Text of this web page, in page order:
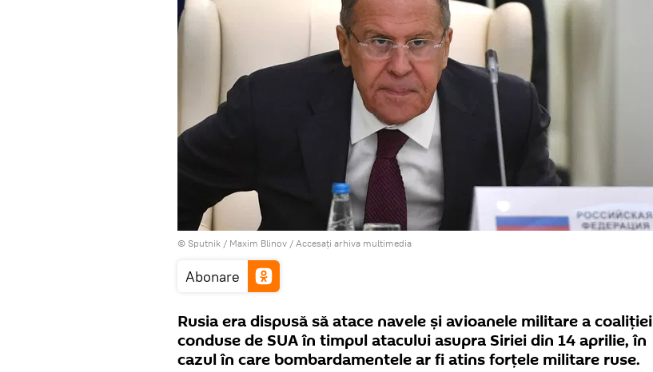
© Sputnik / Maxim Blinov / Accesați arhiva multimedia
Abonare
Rusia era dispusă să atace navele și avioanele militare a coaliției
conduse de SUA în timpul atacului asupra Siriei din 14 aprilie, în
cazul în care bombardamentele ar fi atins forțele militare ruse.